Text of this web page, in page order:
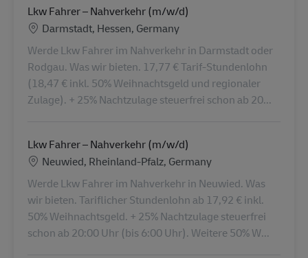
Lkw Fahrer – Nahverkehr (m/w/d)
Location
Darmstadt, Hessen, Germany
Werde Lkw Fahrer im Nahverkehr in Darmstadt oder
Rodgau. Was wir bieten. 17,77 € Tarif-Stundenlohn
(18,47 € inkl. 50% Weihnachtsgeld und regionaler
Zulage). + 25% Nachtzulage steuerfrei schon ab 20...
Lkw Fahrer – Nahverkehr (m/w/d)
Location
Neuwied, Rheinland-Pfalz, Germany
Werde Lkw Fahrer im Nahverkehr in Neuwied. Was
wir bieten. Tariflicher Stundenlohn ab 17,92 € inkl.
50% Weihnachtsgeld. + 25% Nachtzulage steuerfrei
schon ab 20:00 Uhr (bis 6:00 Uhr). Weitere 50% W...